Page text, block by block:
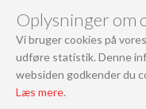
Oplysninger om
Vi bruger cookies på
udføre statistik. Denne
websiden godkender du
Læs mere.